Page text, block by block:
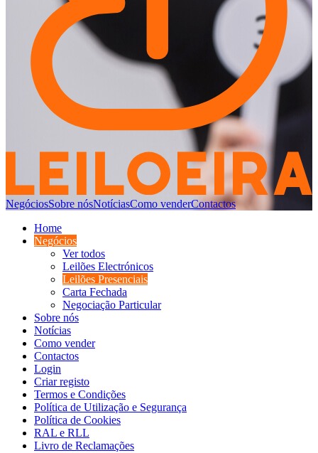
NegóciosSobre nósNotíciasComo venderContactos
Home
Negócios
Ver todos
Leilões Electrónicos
Leilões Presenciais
Carta Fechada
Negociação Particular
Sobre nós
Notícias
Como vender
Contactos
Login
Criar registo
Termos e Condições
Política de Utilização e Segurança
Política de Cookies
RAL e RLL
Livro de Reclamações